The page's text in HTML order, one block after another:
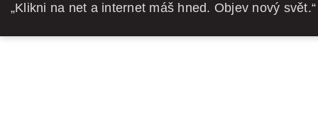
„Klikni na net a internet máš hned. Objev nový svět.“